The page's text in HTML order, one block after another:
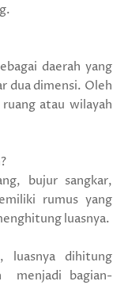
daerah yang
dua dimensi. Oleh
atau wilayah
bujur sangkar,
rumus yang
luasnya.
luasnya dihitung
menjadi bagian-